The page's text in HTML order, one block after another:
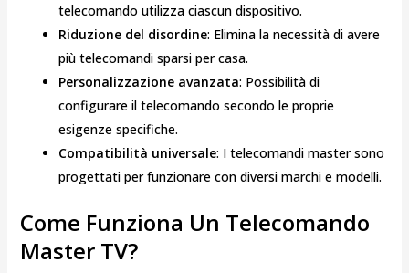
telecomando utilizza ciascun dispositivo.
Riduzione del disordine: Elimina la necessità di avere
più telecomandi sparsi per casa.
Personalizzazione avanzata: Possibilità di
configurare il telecomando secondo le proprie
esigenze specifiche.
Compatibilità universale: I telecomandi master sono
progettati per funzionare con diversi marchi e modelli.
Come Funziona Un Telecomando
Master TV?